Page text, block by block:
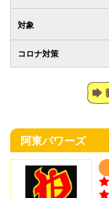
対象
コロナ対策
阿東パワーズ